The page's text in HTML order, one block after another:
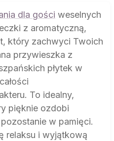
dla gości weselnych
z aromatyczną,
który zachwyci Twoich
przywieszka z
płytek w
To idealny,
pięknie ozdobi
pozostanie w pamięci.
relaksu i wyjątkową